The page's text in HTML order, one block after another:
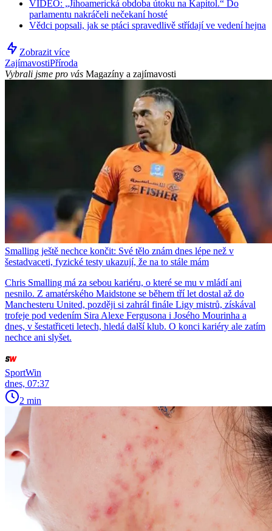
VIDEO: „Jihoamerická obdoba útoku na Kapitol.“ Do
parlamentu nakráčeli nečekaní hosté
Vědci popsali, jak se ptáci spravedlivě střídají ve vedení hejna
Zobrazit více
ZajímavostiPříroda
Vybrali jsme pro vás Magazíny a zajímavosti
Smalling ještě nechce končit: Své tělo znám dnes lépe než v
šestadvaceti, fyzické testy ukazují, že na to stále mám
Chris Smalling má za sebou kariéru, o které se mu v mládí ani
nesnilo. Z amatérského Maidstone se během tří let dostal až do
Manchesteru United, později si zahrál finále Ligy mistrů, získával
trofeje pod vedením Sira Alexe Fergusona i Josého Mourinha a
dnes, v šestatřiceti letech, hledá další klub. O konci kariéry ale zatím
nechce ani slyšet.
SportWin
dnes, 07:37
2 min